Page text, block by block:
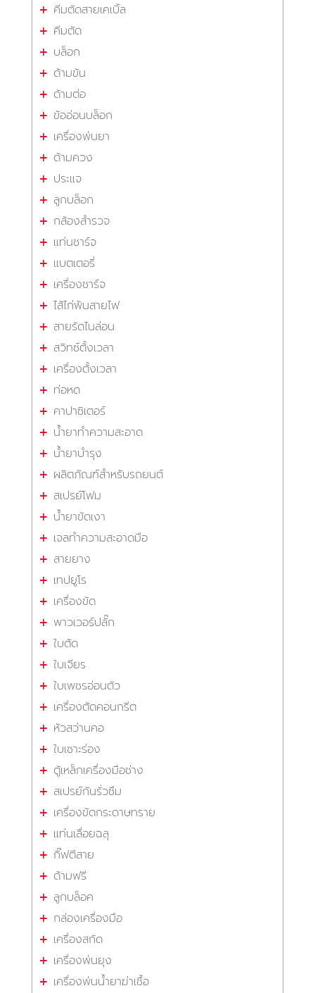
คีมตัดสายเคเบิ้ล
คีมตัด
บล็อก
ด้ามขัน
ด้ามต่อ
ข้ออ่อนบล็อก
เครื่องพ่นยา
ด้ามควง
ประแจ
ลูกบล็อก
กล้องสำรวจ
แท่นชาร์จ
แบตเตอรี่
เครื่องชาร์จ
ไส้ไก่พันสายไฟ
สายรัดไนล่อน
สวิทซ์ตั้งเวลา
เครื่องตั้งเวลา
ท่อหด
คาปาซิเตอร์
น้ำยาทำความสะอาด
น้ำยาบำรุง
ผลิตภัณฑ์สำหรับรถยนต์
สเปรย์โฟม
น้ำยาขัดเงา
เจลทำความสะอาดมือ
สายยาง
เทปยูโร
เครื่องขัด
พาวเวอร์ปลั๊ก
ใบตัด
ใบเจียร
ใบเพชรอ่อนตัว
เครื่องตัดคอนกรีต
หัวสว่านคอ
ใบเซาะร่อง
ตู้เหล็กเครื่องมือช่าง
สเปรย์กันรั่วซึม
เครื่องขัดกระดาษทราย
แท่นเลื่อยฉลุ
กิ๊ฟตีสาย
ด้ามฟรี
ลูกบล็อค
กล่องเครื่องมือ
เครื่องสกัด
เครื่องพ่นยุง
เครื่องพ่นน้ำยาฆ่าเชื้อ